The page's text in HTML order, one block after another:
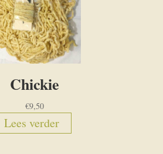
Chickie
€9,50
Lees verder